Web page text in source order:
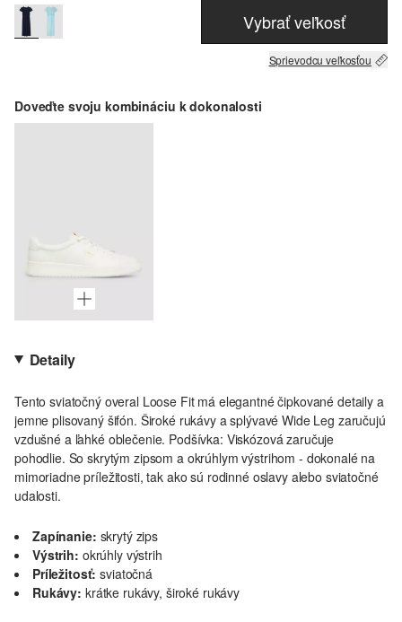
Vybrať veľkosť
Sprievodcu veľkosťou
Doveďte svoju kombináciu k dokonalosti
Detaily
Tento sviatočný overal Loose Fit má elegantné čipkované detaily a
jemne plisovaný šifón. Široké rukávy a splývavé Wide Leg zaručujú
vzdušné a ľahké oblečenie. Podšívka: Viskózová zaručuje
pohodlie. So skrytým zipsom a okrúhlym výstrihom - dokonalé na
mimoriadne príležitosti, tak ako sú rodinné oslavy alebo sviatočné
udalosti.
Zapínanie: skrytý zips
Výstrih: okrúhly výstrih
Príležitosť: sviatočná
Rukávy: krátke rukávy, široké rukávy